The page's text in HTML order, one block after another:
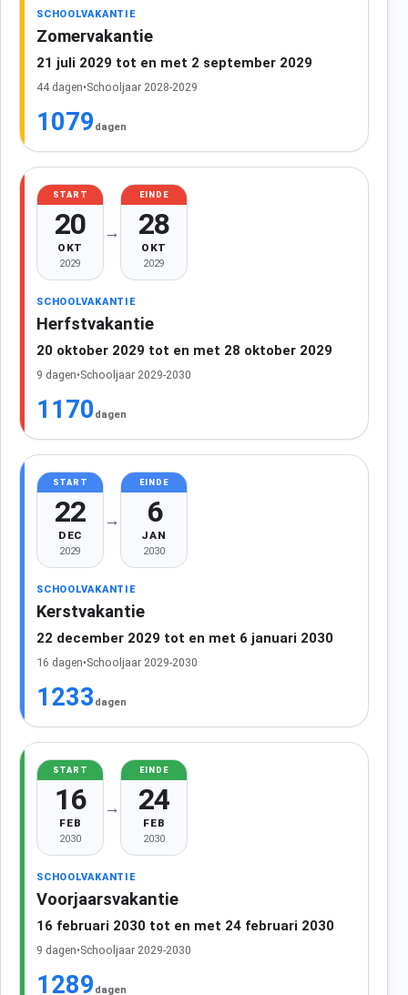
SCHOOLVAKANTIE
Zomervakantie
21 juli 2029 tot en met 2 september 2029
44 dagen•Schooljaar 2028-2029
1079 dagen
START
20
OKT
2029
→
EINDE
28
OKT
2029
SCHOOLVAKANTIE
Herfstvakantie
20 oktober 2029 tot en met 28 oktober 2029
9 dagen•Schooljaar 2029-2030
1170 dagen
START
22
DEC
2029
→
EINDE
6
JAN
2030
SCHOOLVAKANTIE
Kerstvakantie
22 december 2029 tot en met 6 januari 2030
16 dagen•Schooljaar 2029-2030
1233 dagen
START
16
FEB
2030
→
EINDE
24
FEB
2030
SCHOOLVAKANTIE
Voorjaarsvakantie
16 februari 2030 tot en met 24 februari 2030
9 dagen•Schooljaar 2029-2030
1289 dagen